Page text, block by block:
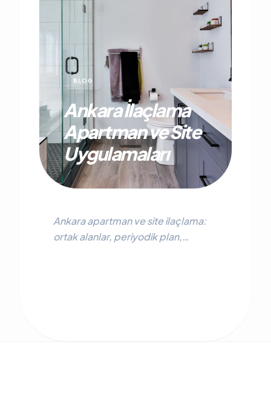
BLOG
Ankara İlaçlama
Apartman ve Site
Uygulamaları
Ankara apartman ve site ilaçlama:
ortak alanlar, periyodik plan,